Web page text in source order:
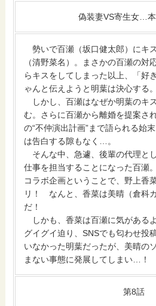
偽装妻VS寄生女…
勢いで百瀬（坂口健太郎）にキ
（清野菜名）。まさかの百瀬の対
らキスをしてしまった以上、「好
ゃんと伝えようと明葉は決心する。
しかし、百瀬はなぜか明葉のキ
む。さらに百瀬から離婚を提案さ
の“不仲演出計画”まで語られる始
は告白する隙もなく…。
そんな中、急遽、後輩の代理と
仕事を担当することになった百瀬
コラボ企画ということで、野上香
リ！ なんと、香菜は美晴（倉科
だ！
しかも、香菜は百瀬に気がある
グイグイ迫り、SNSでも匂わせ投
いなかった明葉だったが、美晴の
まない事態に発展してしまい…！
第8話